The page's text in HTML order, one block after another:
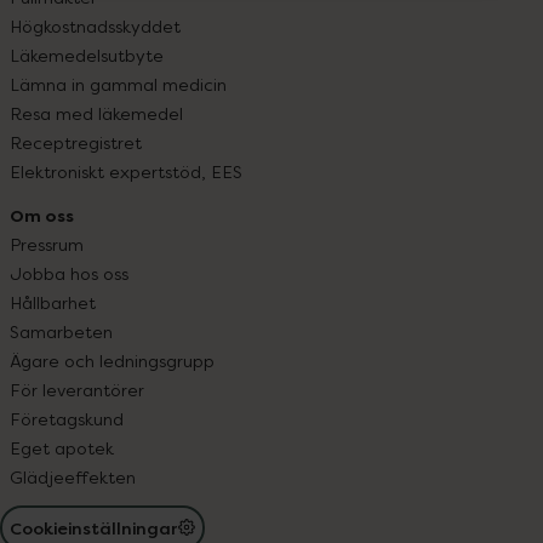
Högkostnadsskyddet
Läkemedelsutbyte
Lämna in gammal medicin
Resa med läkemedel
Receptregistret
Elektroniskt expertstöd, EES
Om oss
Pressrum
Jobba hos oss
Hållbarhet
Samarbeten
Ägare och ledningsgrupp
För leverantörer
Företagskund
Eget apotek
Glädjeeffekten
Cookieinställningar